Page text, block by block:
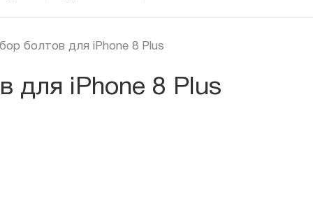
болтов для iPhone 8 Plus
для iPhone 8 Plus